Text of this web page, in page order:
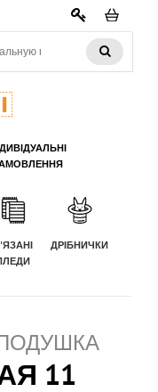
КАБИНЕТ
ДРІБНИЧКИ
11